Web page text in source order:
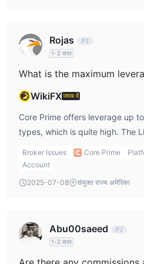
significant funds, especially
review.
Rojas
1-2 साल
What is the maximum
WikiFXजवाब दें
Core Prime offers leverage up
types, which is quite high. The
leverage of up to 1:500
being traded. Personally, I think
Broker Issues Core Prime
Account
2025-07-08
संयुक्त राज्य अमेरिका
Abu00saeed
1-2 साल